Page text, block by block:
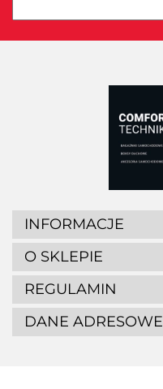
INFORMACJE
O SKLEPIE
REGULAMIN
DANE ADRESOWE